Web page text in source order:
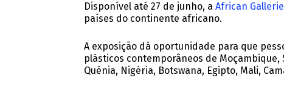
Disponível até 27 de junho, a African
países do continente africano.
A exposição dá oportunidade para que
plásticos contemporâneos de Moçambique,
Quénia, Nigéria, Botswana, Egipto, Mali,